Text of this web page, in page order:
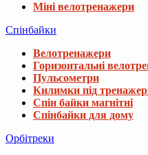
Міні велотренажери
Спінбайки
Велотренажери
Горизонтальні
Пульсометри
Килимки під
Спін байки магнітні
Спінбайки для дому
Орбітреки